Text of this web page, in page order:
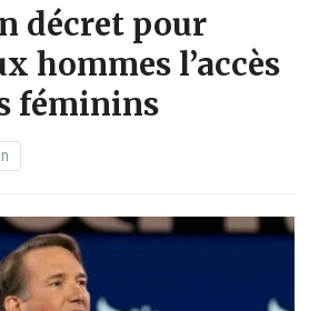
décret pour
hommes l’accès
féminins